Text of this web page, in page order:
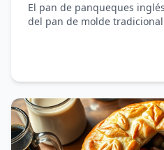
El pan de panqueques
del pan de molde